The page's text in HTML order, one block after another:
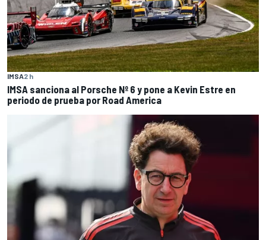
IMSA2 h
IMSA sanciona al Porsche Nº 6 y pone a Kevin Estre en
periodo de prueba por Road America